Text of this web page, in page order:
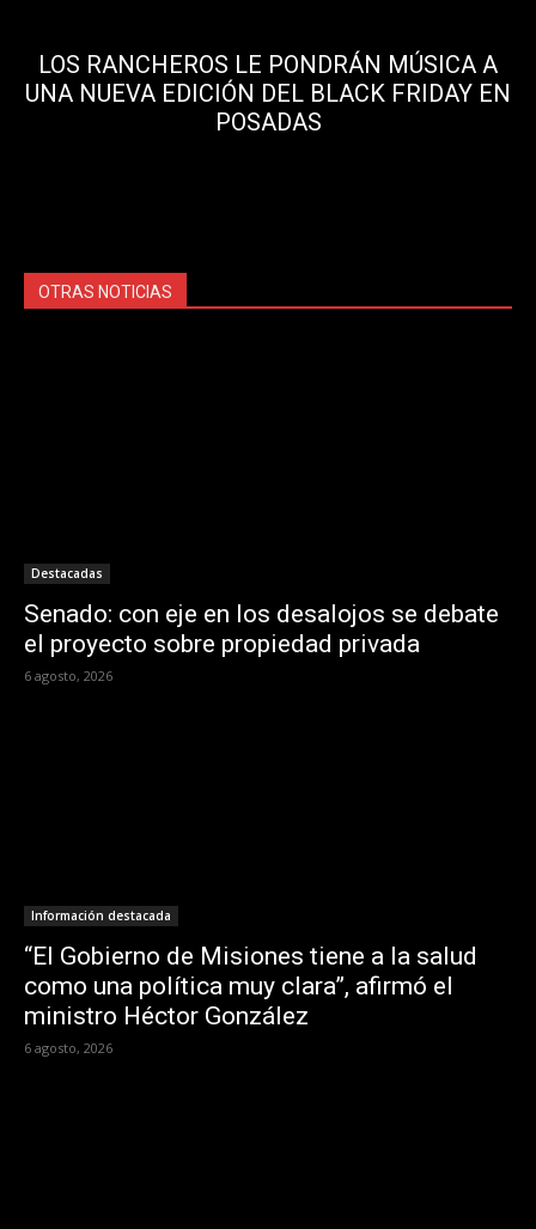
LOS RANCHEROS LE PONDRÁN MÚSICA A
UNA NUEVA EDICIÓN DEL BLACK FRIDAY EN
POSADAS
OTRAS NOTICIAS
Destacadas
Senado: con eje en los desalojos se debate
el proyecto sobre propiedad privada
6 agosto, 2026
Información destacada
“El Gobierno de Misiones tiene a la salud
como una política muy clara”, afirmó el
ministro Héctor González
6 agosto, 2026